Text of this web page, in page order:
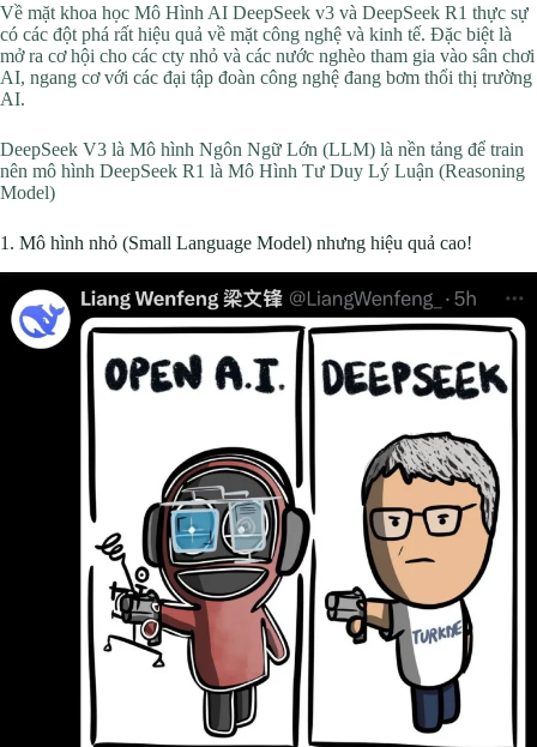
Về mặt khoa học Mô Hình AI DeepSeek v3 và DeepSeek R1 thực sự
có các đột phá rất hiệu quả về mặt công nghệ và kinh tế. Đặc biệt là
mở ra cơ hội cho các cty nhỏ và các nước nghèo tham gia vào sân chơi
AI, ngang cơ với các đại tập đoàn công nghệ đang bơm thổi thị trường
AI.
DeepSeek V3 là Mô hình Ngôn Ngữ Lớn (LLM) là nền tảng để train
nên mô hình DeepSeek R1 là Mô Hình Tư Duy Lý Luận (Reasoning
Model)
1. Mô hình nhỏ (Small Language Model) nhưng hiệu quả cao!